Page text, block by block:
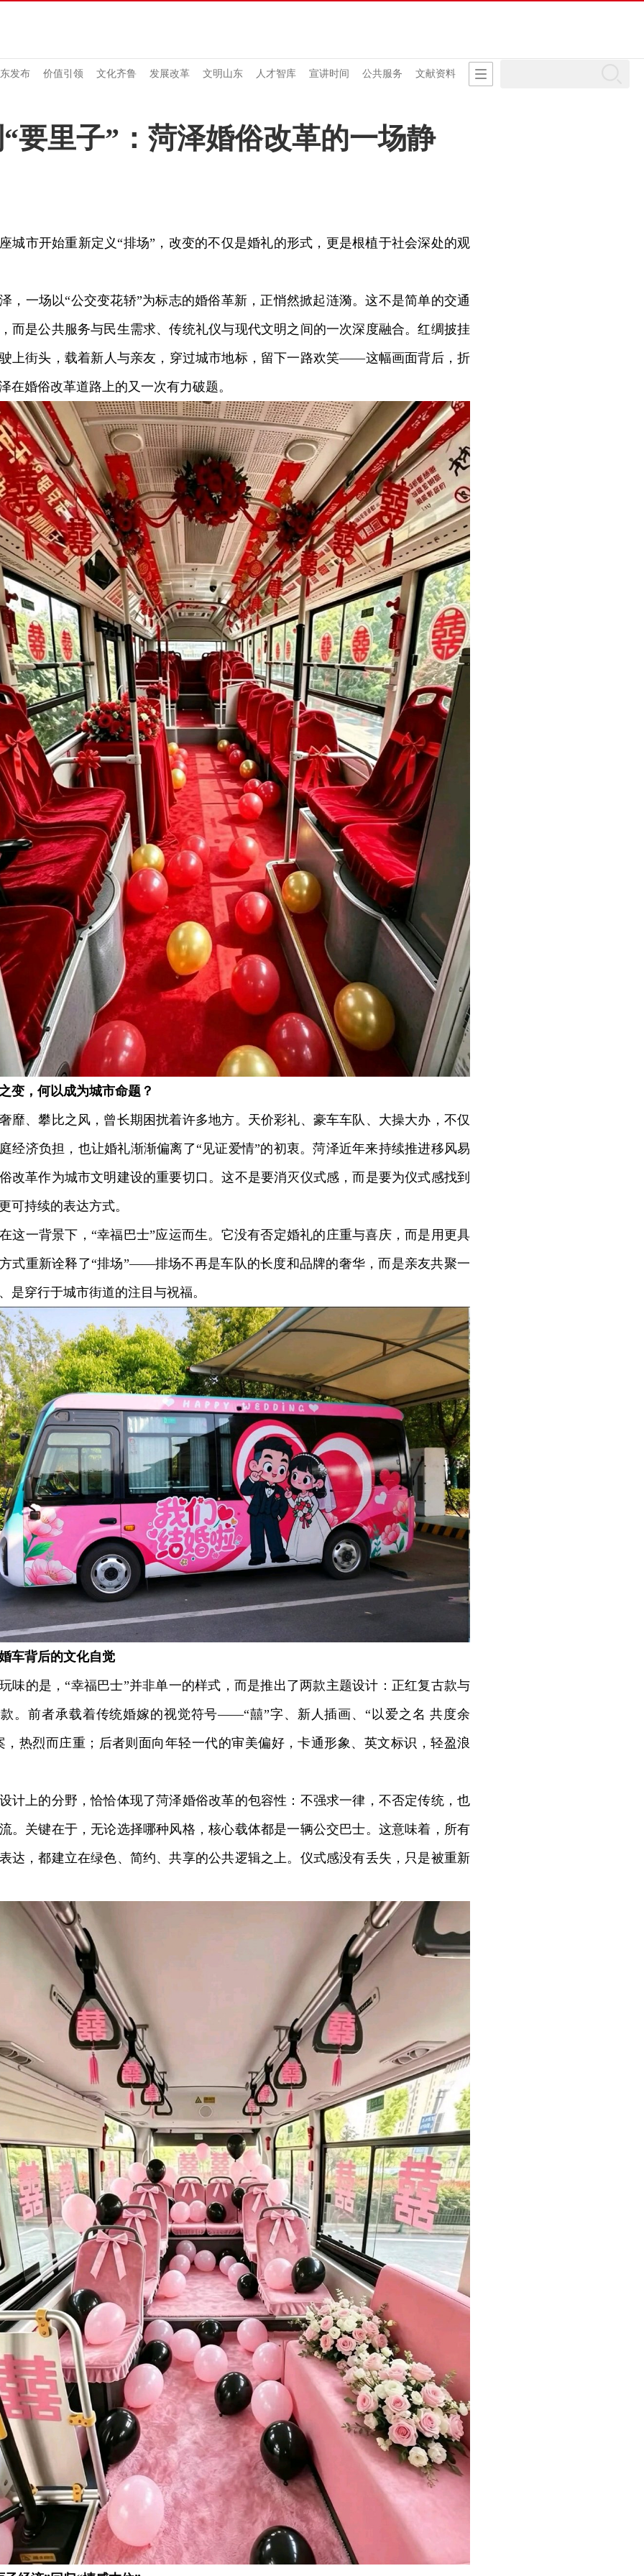
发布 价值引领 文化齐鲁 发展改革 文明山东 人才智库 宣讲时间 公共服务 文献资料
要里子”：菏泽婚俗改革的一场静
开始重新定义“排场”，改变的不仅是婚礼的形式，更是根植于社会深处的观
场以“公交变花轿”为标志的婚俗革新，正悄然掀起涟漪。这不是简单的交通
而是公共服务与民生需求、传统礼仪与现代文明之间的一次深度融合。红绸披挂
上街头，载着新人与亲友，穿过城市地标，留下一路欢笑——这幅画面背后，折
在婚俗改革道路上的又一次有力破题。
，何以成为城市命题？
攀比之风，曾长期困扰着许多地方。天价彩礼、豪车车队、大操大办，不仅
经济负担，也让婚礼渐渐偏离了“见证爱情”的初衷。菏泽近年来持续推进移风易
改革作为城市文明建设的重要切口。这不是要消灭仪式感，而是要为仪式感找到
可持续的表达方式。
背景下，“幸福巴士”应运而生。它没有否定婚礼的庄重与喜庆，而是用更具
式重新诠释了“排场”——排场不再是车队的长度和品牌的奢华，而是亲友共聚一
是穿行于城市街道的注目与祝福。
车背后的文化自觉
是，“幸福巴士”并非单一的样式，而是推出了两款主题设计：正红复古款与
。前者承载着传统婚嫁的视觉符号——“囍”字、新人插画、“以爱之名 共度余
，热烈而庄重；后者则面向年轻一代的审美偏好，卡通形象、英文标识，轻盈浪
的分野，恰恰体现了菏泽婚俗改革的包容性：不强求一律，不否定传统，也
。关键在于，无论选择哪种风格，核心载体都是一辆公交巴士。这意味着，所有
达，都建立在绿色、简约、共享的公共逻辑之上。仪式感没有丢失，只是被重新